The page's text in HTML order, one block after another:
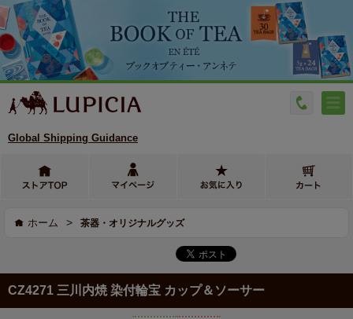
Global Shipping Guidance
ホーム > 茶器・オリジナルグッズ
CZ4271 三川内焼 染付輪宝 カップ＆ソーサー